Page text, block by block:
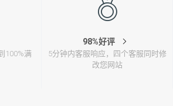
100%满
98%好评
5分钟内客服响应，四个客服同时修
改您网站